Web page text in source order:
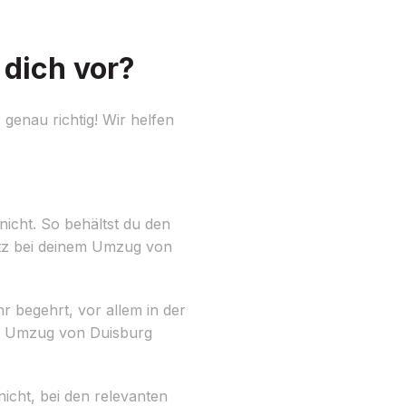
vor?
richtig! Wir helfen
So behältst du den
bei deinem Umzug von
begehrt, vor allem in der
von Duisburg
bei den relevanten